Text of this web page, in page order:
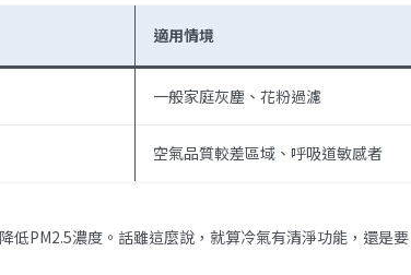
適用情境
一般家庭灰塵、花粉過濾
空氣品質較差區域、呼吸道敏感者
PM2.5濃度。話雖這麼說，就算冷氣有清淨功能，還是要